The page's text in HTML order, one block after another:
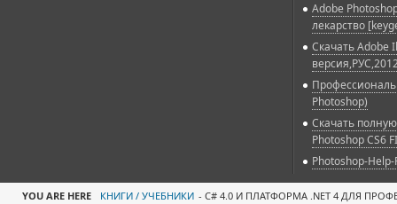
Adobe
лекарство
Скачать Adobe
Photoshop)
Скачать
Photoshop CS6
Photoshop-Help-
YOU ARE HERE КНИГИ / УЧЕБНИКИ - C# 4.0 И ПЛАТФОРМА .NET 4 ДЛЯ